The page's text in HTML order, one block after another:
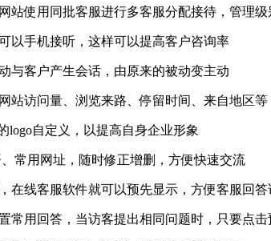
站使用同批客服进行多客服分配接待，管理
以手机接听，这样可以提高客户咨询率
与客户产生会话，由原来的被动变主动
站访问量、浏览来路、停留时间、来自地区等
logo自定义，以提高自身企业形象
常用网址，随时修正增删，方便快速交流
在线客服软件就可以预先显示，方便客服回答
常用回答，当访客提出相同问题时，只要点